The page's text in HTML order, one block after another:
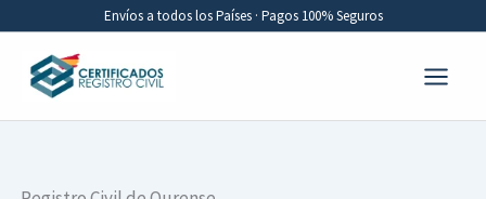
contenido
Envíos a todos los Países · Pagos 100% Seguros